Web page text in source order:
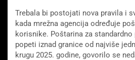
Trebala bi postojati nova pravila i
kada mrežna agencija određuje
korisnike. Poštarina za
popeti iznad granice od najviše
krugu 2025. godine, govorilo se